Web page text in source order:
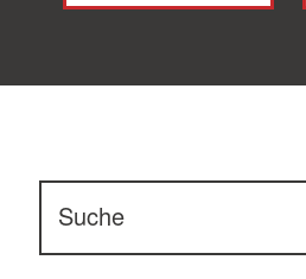
Suche